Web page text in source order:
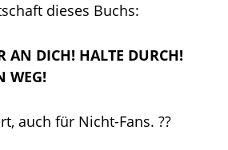
dieses Buchs:
AN DICH! HALTE DURCH!
WEG!
auch für Nicht-Fans. ??